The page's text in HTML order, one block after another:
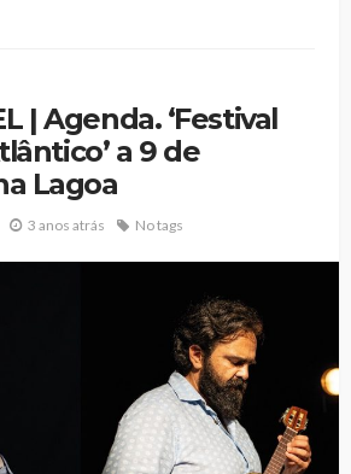
| Agenda. ‘Festival
a 9 de
Lagoa
3 anos atrás No tags